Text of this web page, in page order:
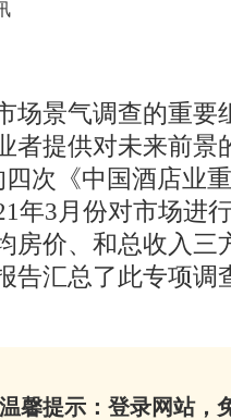
场景气调查的重
者提供对未来前景
四次《中国酒店业
年3月份对市场进
房价、和总收入三
告汇总了此专项
温馨提示：登录网站，